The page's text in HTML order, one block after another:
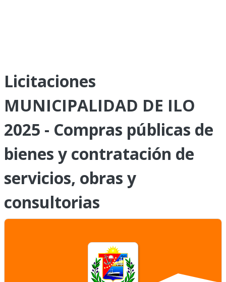
Licitaciones
MUNICIPALIDAD DE ILO
2025 - Compras públicas de
bienes y contratación de
servicios, obras y
consultorias